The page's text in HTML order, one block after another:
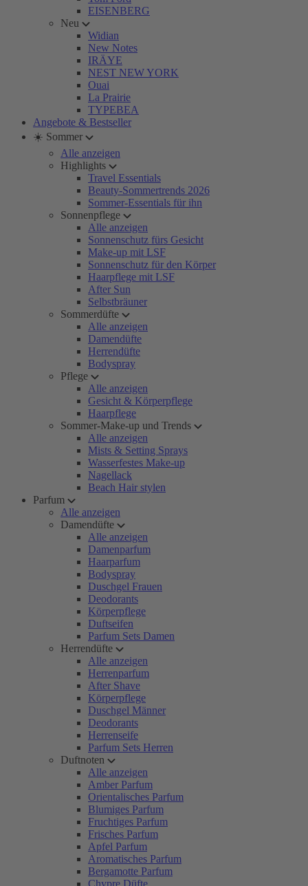
EISENBERG
Neu
Widian
New Notes
IRÄYE
NEST NEW YORK
Ouai
La Prairie
TYPEBEA
Angebote & Bestseller
☀️ Sommer
Alle anzeigen
Highlights
Travel Essentials
Beauty-Sommertrends 2026
Sommer-Essentials für ihn
Sonnenpflege
Alle anzeigen
Sonnenschutz fürs Gesicht
Make-up mit LSF
Sonnenschutz für den Körper
Haarpflege mit LSF
After Sun
Selbstbräuner
Sommerdüfte
Alle anzeigen
Damendüfte
Herrendüfte
Bodyspray
Pflege
Alle anzeigen
Gesicht & Körperpflege
Haarpflege
Sommer-Make-up und Trends
Alle anzeigen
Mists & Setting Sprays
Wasserfestes Make-up
Nagellack
Beach Hair stylen
Parfum
Alle anzeigen
Damendüfte
Alle anzeigen
Damenparfum
Haarparfum
Bodyspray
Duschgel Frauen
Deodorants
Körperpflege
Duftseifen
Parfum Sets Damen
Herrendüfte
Alle anzeigen
Herrenparfum
After Shave
Körperpflege
Duschgel Männer
Deodorants
Herrenseife
Parfum Sets Herren
Duftnoten
Alle anzeigen
Amber Parfum
Orientalisches Parfum
Blumiges Parfum
Fruchtiges Parfum
Frisches Parfum
Apfel Parfum
Aromatisches Parfum
Bergamotte Parfum
Chypre Düfte